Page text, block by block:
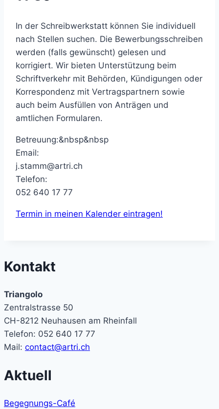
In der Schreibwerkstatt können Sie individuell
nach Stellen suchen. Die Bewerbungsschreiben
werden (falls gewünscht) gelesen und
korrigiert. Wir bieten Unterstützung beim
Schriftverkehr mit Behörden, Kündigungen oder
Korrespondenz mit Vertragspartnern sowie
auch beim Ausfüllen von Anträgen und
amtlichen Formularen.
Betreuung:&nbsp&nbsp
Email:
j.stamm@artri.ch
Telefon:
052 640 17 77
Termin in meinen Kalender eintragen!
Kontakt
Triangolo
Zentralstrasse 50
CH-8212 Neuhausen am Rheinfall
Telefon: 052 640 17 77
Mail: contact@artri.ch
Aktuell
Begegnungs-Café